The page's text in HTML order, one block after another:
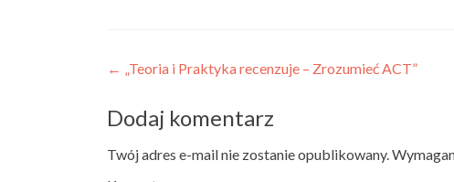
Nawigacja wpisu
← „Teoria i Praktyka recenzuje – Zrozumieć ACT”
Dodaj komentarz
Twój adres e-mail nie zostanie opublikowany.